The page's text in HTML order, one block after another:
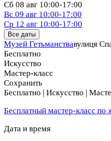
подрядчиков, выбрать
Сб 08 авг 10:00-17:00
Вс 09 авг 10:00-17:00
Ср 12 авг 10:00-17:00
Все даты
Музей Гетьманствавулиця
Бесплатно
Искусство
Мастер-класс
Сохранить
Бесплатно | Искусство |
Бесплатный мастер-класс по
Дата и время